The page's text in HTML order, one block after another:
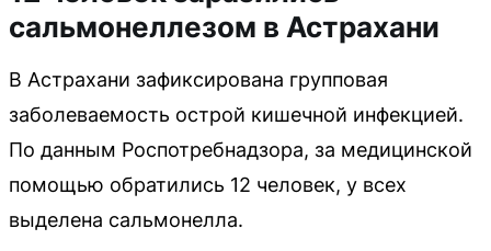
сальмонеллезом в Астрахани
В Астрахани зафиксирована групповая
заболеваемость острой кишечной инфекцией.
По данным Роспотребнадзора, за медицинской
помощью обратились 12 человек, у всех
выделена сальмонелла.